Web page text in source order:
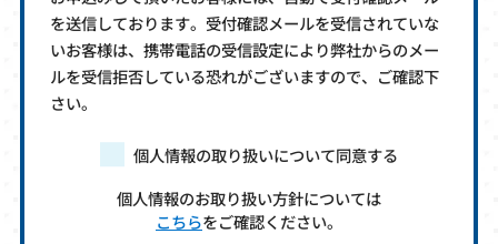
を送信しております。受付確認メールを受信されていな
いお客様は、携帯電話の受信設定により弊社からのメー
ルを受信拒否している恐れがございますので、ご確認下
さい。
個人情報の取り扱いについて同意する
個人情報のお取り扱い方針については
こちらをご確認ください。